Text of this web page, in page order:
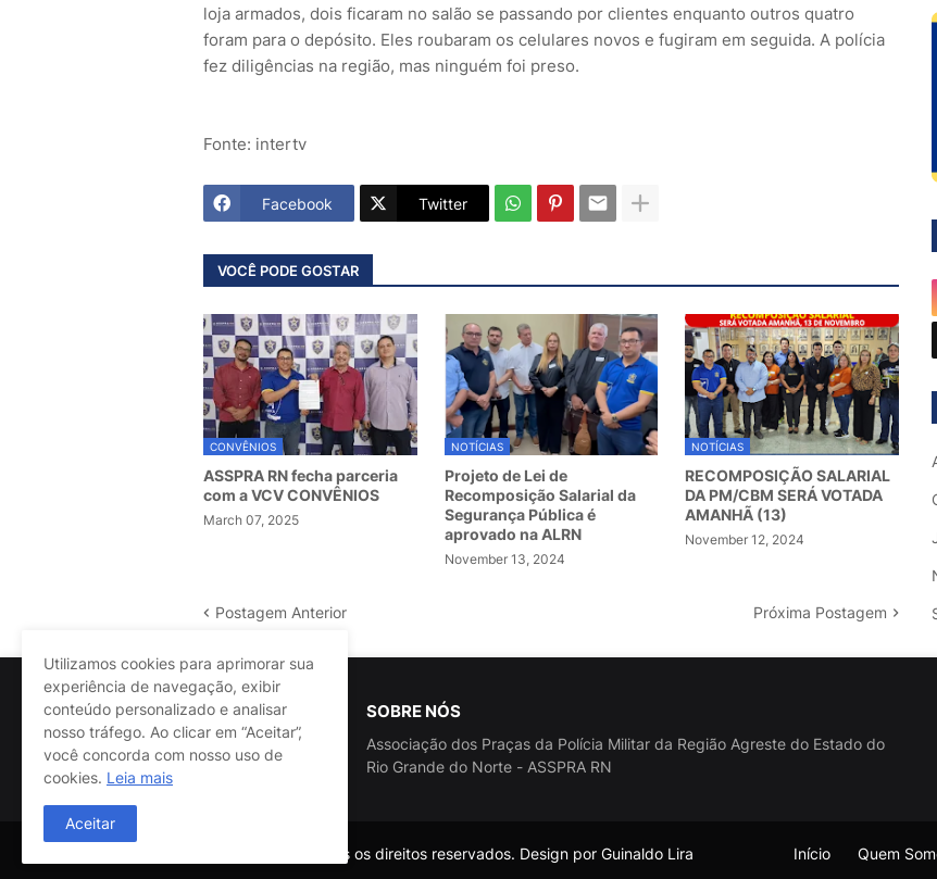
loja armados, dois ficaram no salão se passando por clientes enquanto outros quatro
foram para o depósito. Eles roubaram os celulares novos e fugiram em seguida. A polícia
fez diligências na região, mas ninguém foi preso.
Fonte: intertv
Facebook Twitter
VOCÊ PODE GOSTAR
CONVÊNIOS
ASSPRA RN fecha parceria
com a VCV CONVÊNIOS
March 07, 2025
NOTÍCIAS
Projeto de Lei de
Recomposição Salarial da
Segurança Pública é
aprovado na ALRN
November 13, 2024
NOTÍCIAS
RECOMPOSIÇÃO SALARIAL
DA PM/CBM SERÁ VOTADA
AMANHÃ (13)
November 12, 2024
Postagem Anterior Próxima Postagem
SOBRE NÓS
Associação dos Praças da Polícia Militar da Região Agreste do Estado do
Rio Grande do Norte - ASSPRA RN
@ASSPRA RN Todos os direitos reservados. Design por Guinaldo Lira Início Quem
Utilizamos cookies para aprimorar sua
experiência de navegação, exibir
conteúdo personalizado e analisar
nosso tráfego. Ao clicar em “Aceitar”,
você concorda com nosso uso de
cookies. Leia mais
Aceitar